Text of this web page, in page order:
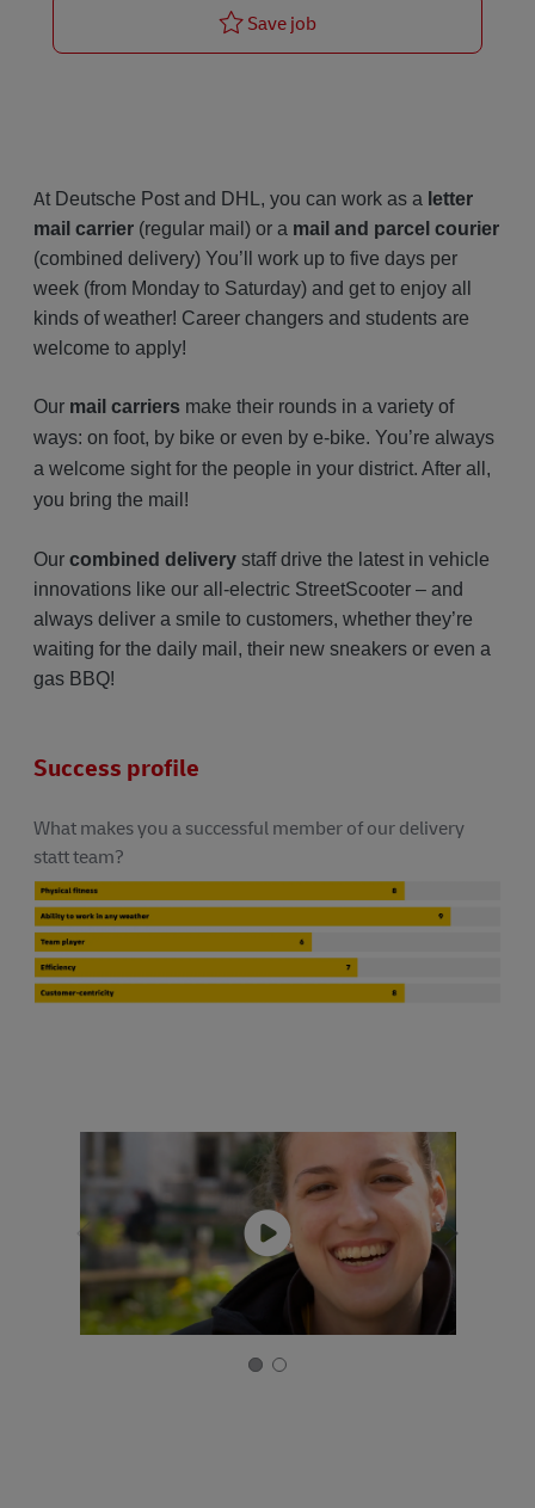
Save jobFahrer / Zusteller für
At Deutsche Post and DHL, you can work as a letter
mail carrier (regular mail) or a mail and parcel courier
(combined delivery) You’ll work up to five days per
week (from Monday to Saturday) and get to enjoy all
kinds of weather! Career changers and students are
welcome to apply!
Our mail carriers make their rounds in a variety of
ways: on foot, by bike or even by e-bike. You’re always
a welcome sight for the people in your district. After all,
you bring the mail!
Our combined delivery staff drive the latest in vehicle
innovations like our all-electric StreetScooter – and
always deliver a smile to customers, whether they’re
waiting for the daily mail, their new sneakers or even a
gas BBQ!
Success profile
What makes you a successful member of our delivery
statt team?